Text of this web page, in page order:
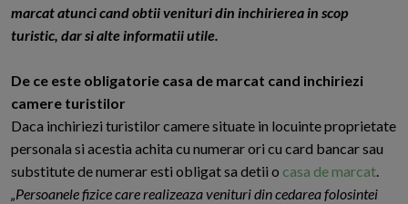
marcat atunci cand obtii venituri din inchirierea in scop
turistic, dar si alte informatii utile.
De ce este obligatorie casa de marcat cand inchiriezi
camere turistilor
Daca inchiriezi turistilor camere situate in locuinte proprietate
personala si acestia achita cu numerar ori cu card bancar sau
substitute de numerar esti obligat sa detii o casa de marcat.
„Persoanele fizice care realizeaza venituri din cedarea folosintei